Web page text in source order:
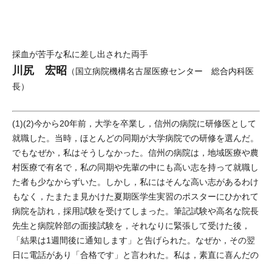
採血が苦手な私に差し出された両手
川尻 宏昭 （国立病院機構名古屋医療センター 総合内科医
長）
(1)(2)今から20年前，大学を卒業し，信州の病院に研修医として
就職した。当時，ほとんどの同期が大学病院での研修を選んだ。
でもなぜか，私はそうしなかった。信州の病院は，地域医療や農
村医療で有名で，私の同期や先輩の中にも高い志を持って就職し
た者も少なからずいた。しかし，私にはそんな高い志があるわけ
もなく，たまたま見かけた夏期医学生実習のポスターにひかれて
病院を訪れ，採用試験を受けてしまった。筆記試験や高名な院長
先生と病院幹部の面接試験を，それなりに緊張して受けた後，
「結果は1週間後に通知します」と告げられた。なぜか，その翌
日に電話があり「合格です」と言われた。私は，素直に喜んだの